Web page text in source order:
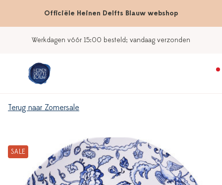
Officiële Heinen Delfts Blauw webshop
Werkdagen vóór 15:00 besteld; vandaag verzonden
Terug naar Zomersale
SALE